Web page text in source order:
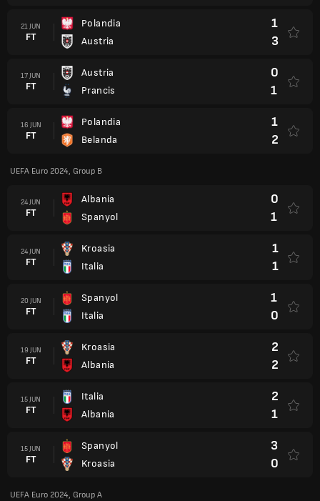
21 JUN
FT
Polandia
Austria
1
3
17 JUN
FT
Austria
Prancis
0
1
16 JUN
FT
Polandia
Belanda
1
2
UEFA Euro 2024, Group B
24 JUN
FT
Albania
Spanyol
0
1
24 JUN
FT
Kroasia
Italia
1
1
20 JUN
FT
Spanyol
Italia
1
0
19 JUN
FT
Kroasia
Albania
2
2
15 JUN
FT
Italia
Albania
2
1
15 JUN
FT
Spanyol
Kroasia
3
0
UEFA Euro 2024, Group A